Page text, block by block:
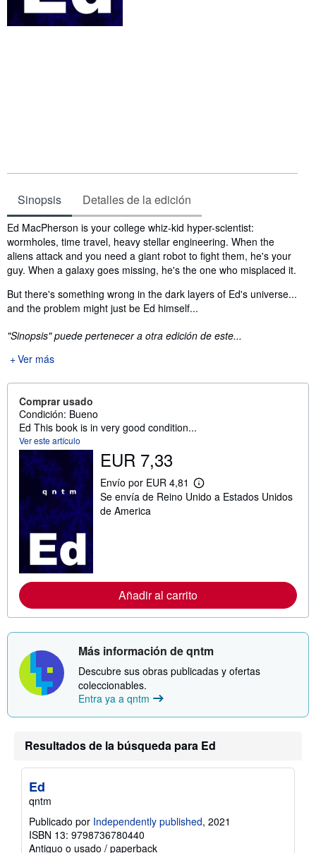
Sinopsis Detalles de la edición
Sinopsis
Ed MacPherson is your college whiz-kid hyper-scientist:
wormholes, time travel, heavy stellar engineering. When the
aliens attack and you need a giant robot to fight them, he's your
guy. When a galaxy goes missing, he's the one who misplaced it.
But there's something wrong in the dark layers of Ed's universe...
and the problem might just be Ed himself...
"Sinopsis" puede pertenecer a otra edición de este...
Ver más
Comprar usado
Condición: Bueno
Ed This book is in very good condition...
Ver este artículo
EUR 7,33
Envío por EUR 4,81
M
á
a
s
o
b
r
e
t
i
e
n
Se envía de Reino Unido a Estados Unidos
de America
Añadir al carrito
Más información de qntm
Descubre sus obras publicadas y ofertas
coleccionables.
Entra ya a qntm
Resultados de la búsqueda para Ed
Ed
qntm
Publicado por Independently published, 2021
ISBN 13: 9798736780440
Antiguo o usado / paperback